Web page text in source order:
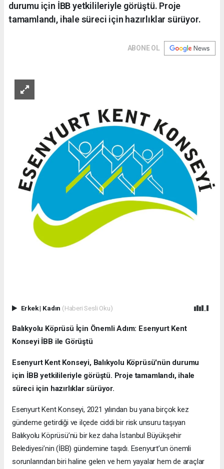
durumu için İBB yetkilileriyle görüştü. Proje
tamamlandı, ihale süreci için hazırlıklar sürüyor.
ABONE OL
Erkek| Kadın (Haberi Sesli Oku)
Balıkyolu Köprüsü İçin Önemli Adım: Esenyurt Kent
Konseyi İBB ile Görüştü
Esenyurt Kent Konseyi, Balıkyolu Köprüsü'nün durumu
için İBB yetkilileriyle görüştü. Proje tamamlandı, ihale
süreci için hazırlıklar sürüyor.
Esenyurt Kent Konseyi, 2021 yılından bu yana birçok kez
gündeme getirdiği ve ilçede ciddi bir risk unsuru taşıyan
Balıkyolu Köprüsü’nü bir kez daha İstanbul Büyükşehir
Belediyesi’nin (İBB) gündemine taşıdı. Esenyurt’un önemli
sorunlarından biri haline gelen ve hem yayalar hem de araçlar